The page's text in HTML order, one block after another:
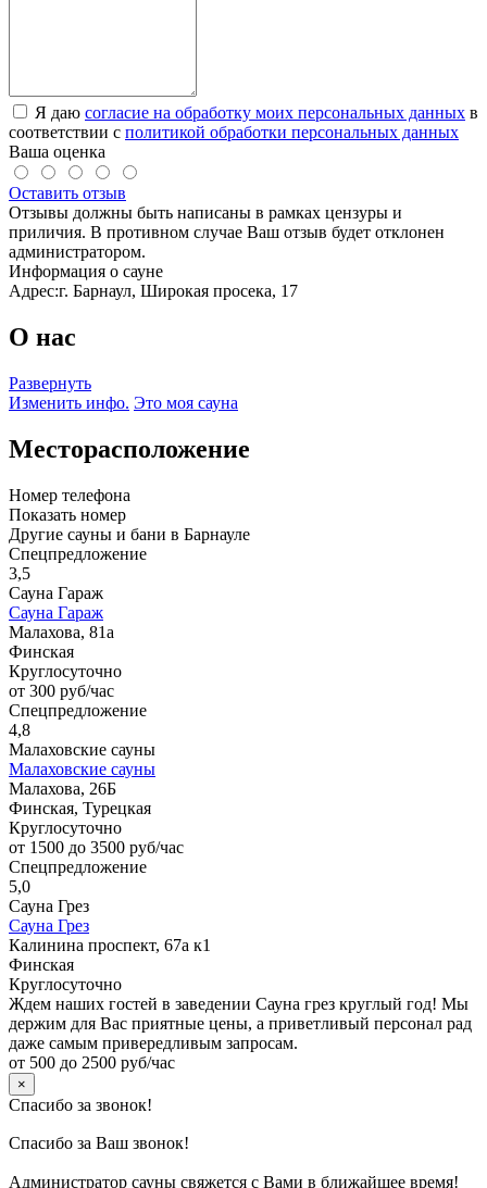
Я даю согласие на обработку моих персональных данных в
соответствии с политикой обработки персональных данных
Ваша оценка
Оставить отзыв
Отзывы должны быть написаны в рамках цензуры и
приличия. В противном случае Ваш отзыв будет отклонен
администратором.
Информация о сауне
Адрес:г. Барнаул, Широкая просека, 17
О нас
Развернуть
Изменить инфо. Это моя сауна
Месторасположение
Номер телефона
Показать номер
Другие сауны и бани в Барнауле
Спецпредложение
3,5
Сауна Гараж
Сауна Гараж
Малахова, 81а
Финская
Круглосуточно
от 300 руб/час
Спецпредложение
4,8
Малаховские сауны
Малаховские сауны
Малахова, 26Б
Финская, Турецкая
Круглосуточно
от 1500 до 3500 руб/час
Спецпредложение
5,0
Сауна Грез
Сауна Грез
Калинина проспект, 67а к1
Финская
Круглосуточно
Ждем наших гостей в заведении Сауна грез круглый год! Мы
держим для Вас приятные цены, а приветливый персонал рад
даже самым привередливым запросам.
от 500 до 2500 руб/час
×
Спасибо за звонок!
Спасибо за Ваш звонок!
Администратор сауны свяжется с Вами в ближайшее время!